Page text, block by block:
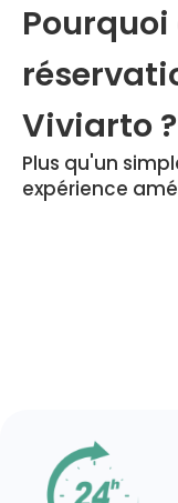
Viviarto ?
Plus qu'un
expérience